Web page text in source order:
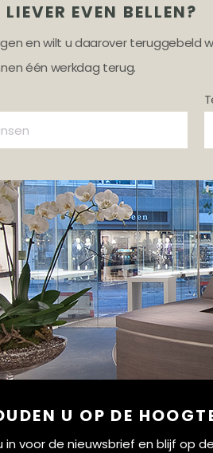
EVEN BELLEN?
en wilt u daarover teruggebeld
één werkdag terug.
U OP DE
in voor de nieuwsbrief en blijf op